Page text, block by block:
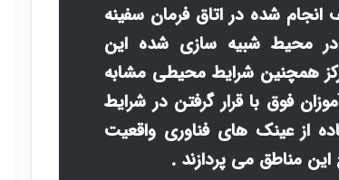
انجام شده در اتاق فرمان سفینه
محیط شبیه سازی شده این
همچنین شرایط محیطی مشابه
فوق با قرار گرفتن در شرایط
از عینک های فناوری واقعیت
مناطق می پردازند .